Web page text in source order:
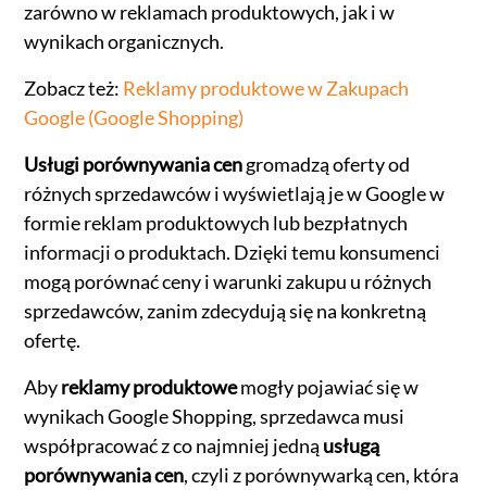
zarówno w reklamach produktowych, jak i w
wynikach organicznych.
Zobacz też: Reklamy produktowe w Zakupach
Google (Google Shopping)
Usługi porównywania cengromadzą oferty od
różnych sprzedawców i wyświetlają je w Google w
formie reklam produktowych lub bezpłatnych
informacji o produktach. Dzięki temu konsumenci
mogą porównać ceny i warunki zakupu u różnych
sprzedawców, zanim zdecydują się na konkretną
ofertę.
Abyreklamy produktowemogły pojawiać się w
wynikach Google Shopping, sprzedawca musi
współpracować z co najmniej jedną usługą
porównywania cen, czyli z porównywarką cen, która